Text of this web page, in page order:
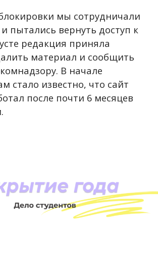
мы сотрудничали
пытались вернуть доступ к
редакция приняла
материал и сообщить
В начале
стало известно, что сайт
после почти 6 месяцев